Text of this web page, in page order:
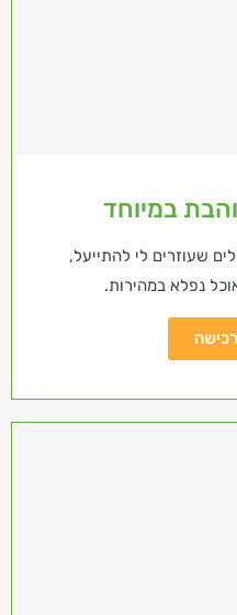
במיוחד
שעוזרים לי להתייעל,
נפלא במהירות.